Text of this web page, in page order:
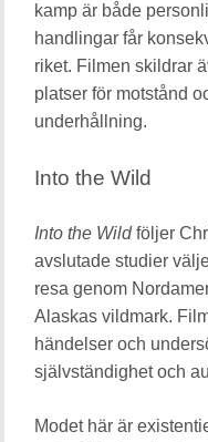
kamp är både
handlingar får
riket. Filmen skildrar
platser för motstånd
underhållning.
Into the Wild
Into the Wildföljer
avslutade studier
resa genom
Alaskas vildmark.
händelser och
självständighet och
Modet här är